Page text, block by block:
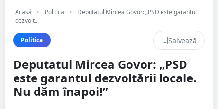
Acasă • Politica •
Deputatul Mircea Govor: „PSD este garantul
dezvolt...
Politica Salvează
Deputatul Mircea Govor: „PSD
este garantul dezvoltării locale.
Nu dăm înapoi!”